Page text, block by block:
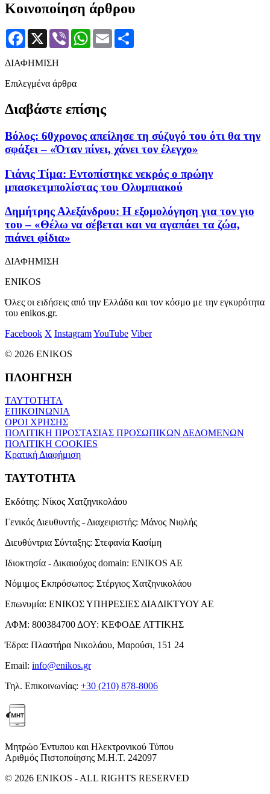
Κοινοποίηση άρθρου
Facebook
X Viber WhatsApp
Email
ΔΙΑΦΗΜΙΣΗ
Επιλεγμένα άρθρα
Διαβάστε επίσης
Βόλος: 60χρονος απείλησε τη σύζυγό του ότι θα την
σφάξει – «Όταν πίνει, χάνει τον έλεγχο»
Γιάνις Τίμα: Εντοπίστηκε νεκρός ο πρώην
μπασκετμπολίστας του Ολυμπιακού
Δημήτρης Αλεξάνδρου: Η εξομολόγηση για τον γιο
του – «Θέλω να σέβεται και να αγαπάει τα ζώα,
πιάνει φίδια»
ΔΙΑΦΗΜΙΣΗ
ENIKOS
Όλες οι ειδήσεις από την Ελλάδα και τον κόσμο με την εγκυρότητα
του enikos.gr.
Facebook X InstagramYouTube Viber
© 2026 ENIKOS
ΠΛΟΗΓΗΣΗ
ΤΑΥΤΟΤΗΤΑ
ΕΠΙΚΟΙΝΩΝΙΑ
ΟΡΟΙ ΧΡΗΣΗΣ
ΠΟΛΙΤΙΚΗ ΠΡΟΣΤΑΣΙΑΣ ΠΡΟΣΩΠΙΚΩΝ ΔΕΔΟΜΕΝΩΝ
ΠΟΛΙΤΙΚΗ COOKIES
Κρατική Διαφήμιση
ΤΑΥΤΟΤΗΤΑ
Εκδότης: Νίκος Χατζηνικολάου
Γενικός Διευθυντής - Διαχειριστής: Μάνος Νιφλής
Διευθύντρια Σύνταξης: Στεφανία Κασίμη
Ιδιοκτησία - Δικαιούχος domain: ENIKOS AE
Νόμιμος Εκπρόσωπος: Στέργιος Χατζηνικολάου
Επωνυμία: ΕΝΙΚΟΣ ΥΠΗΡΕΣΙΕΣ ΔΙΑΔΙΚΤΥΟΥ ΑΕ
ΑΦΜ: 800384700 ΔΟΥ: ΚΕΦΟΔΕ ΑΤΤΙΚΗΣ
Έδρα: Πλαστήρα Νικολάου, Μαρούσι, 151 24
Email: info@enikos.gr
Τηλ. Επικοινωνίας: +30 (210) 878-8006
Μητρώο Έντυπου και Ηλεκτρονικού Τύπου
Αριθμός Πιστοποίησης Μ.Η.Τ. 242097
© 2026 ENIKOS - ALL RIGHTS RESERVED